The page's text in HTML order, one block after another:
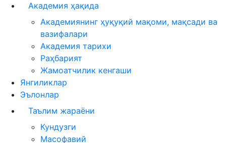
Академия ҳақида
Академиянинг ҳуқуқий мақоми, мақсади ва
вазифалари
Академия тарихи
Раҳбарият
Жамоатчилик кенгаши
Янгиликлар
Эълонлар
Таълим жараёни
Кундузги
Масофавий